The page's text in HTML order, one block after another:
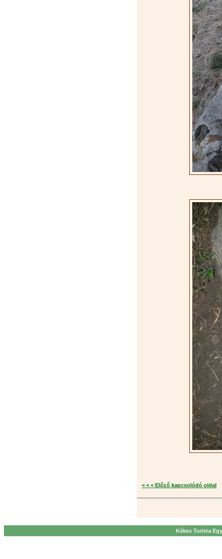
< < < Előző kapcsolódó oldal
Kékes Turista